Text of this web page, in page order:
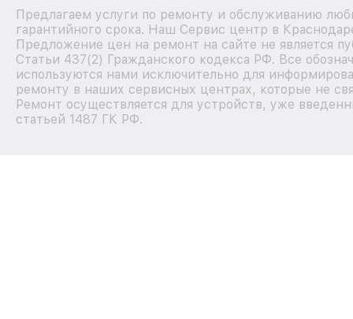
Предлагаем услуги по ремонту и обслуживанию
гарантийного срока. Наш Сервис центр в
Предложение цен на ремонт на сайте не является
Статьи 437(2) Гражданского кодекса РФ. Все
используются нами исключительно для
ремонту в наших сервисных центрах, которые не
Ремонт осуществляется для устройств, уже
статьей 1487 ГК РФ.